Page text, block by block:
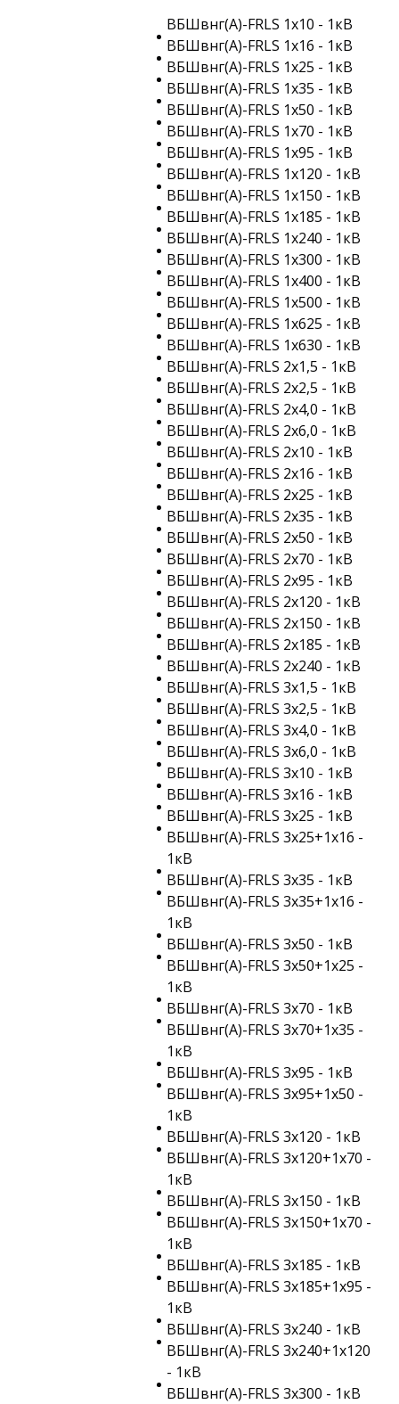
ВБШвнг(A)-FRLS 1х10 - 1кВ
ВБШвнг(A)-FRLS 1х16 - 1кВ
ВБШвнг(A)-FRLS 1х25 - 1кВ
ВБШвнг(A)-FRLS 1х35 - 1кВ
ВБШвнг(A)-FRLS 1х50 - 1кВ
ВБШвнг(A)-FRLS 1х70 - 1кВ
ВБШвнг(A)-FRLS 1х95 - 1кВ
ВБШвнг(A)-FRLS 1х120 - 1кВ
ВБШвнг(A)-FRLS 1х150 - 1кВ
ВБШвнг(A)-FRLS 1х185 - 1кВ
ВБШвнг(A)-FRLS 1х240 - 1кВ
ВБШвнг(A)-FRLS 1х300 - 1кВ
ВБШвнг(A)-FRLS 1х400 - 1кВ
ВБШвнг(A)-FRLS 1х500 - 1кВ
ВБШвнг(A)-FRLS 1х625 - 1кВ
ВБШвнг(A)-FRLS 1х630 - 1кВ
ВБШвнг(A)-FRLS 2х1,5 - 1кВ
ВБШвнг(A)-FRLS 2х2,5 - 1кВ
ВБШвнг(A)-FRLS 2х4,0 - 1кВ
ВБШвнг(A)-FRLS 2х6,0 - 1кВ
ВБШвнг(A)-FRLS 2х10 - 1кВ
ВБШвнг(A)-FRLS 2х16 - 1кВ
ВБШвнг(A)-FRLS 2х25 - 1кВ
ВБШвнг(A)-FRLS 2х35 - 1кВ
ВБШвнг(A)-FRLS 2х50 - 1кВ
ВБШвнг(A)-FRLS 2х70 - 1кВ
ВБШвнг(A)-FRLS 2х95 - 1кВ
ВБШвнг(A)-FRLS 2х120 - 1кВ
ВБШвнг(A)-FRLS 2х150 - 1кВ
ВБШвнг(A)-FRLS 2х185 - 1кВ
ВБШвнг(A)-FRLS 2х240 - 1кВ
ВБШвнг(A)-FRLS 3х1,5 - 1кВ
ВБШвнг(A)-FRLS 3х2,5 - 1кВ
ВБШвнг(A)-FRLS 3х4,0 - 1кВ
ВБШвнг(A)-FRLS 3х6,0 - 1кВ
ВБШвнг(A)-FRLS 3х10 - 1кВ
ВБШвнг(A)-FRLS 3х16 - 1кВ
ВБШвнг(A)-FRLS 3х25 - 1кВ
ВБШвнг(A)-FRLS 3х25+1х16 -
1кВ
ВБШвнг(A)-FRLS 3х35 - 1кВ
ВБШвнг(A)-FRLS 3х35+1х16 -
1кВ
ВБШвнг(A)-FRLS 3х50 - 1кВ
ВБШвнг(A)-FRLS 3х50+1х25 -
1кВ
ВБШвнг(A)-FRLS 3х70 - 1кВ
ВБШвнг(A)-FRLS 3х70+1х35 -
1кВ
ВБШвнг(A)-FRLS 3х95 - 1кВ
ВБШвнг(A)-FRLS 3х95+1х50 -
1кВ
ВБШвнг(A)-FRLS 3х120 - 1кВ
ВБШвнг(A)-FRLS 3х120+1х70 -
1кВ
ВБШвнг(A)-FRLS 3х150 - 1кВ
ВБШвнг(A)-FRLS 3х150+1х70 -
1кВ
ВБШвнг(A)-FRLS 3х185 - 1кВ
ВБШвнг(A)-FRLS 3х185+1х95 -
1кВ
ВБШвнг(A)-FRLS 3х240 - 1кВ
ВБШвнг(A)-FRLS 3х240+1х120
- 1кВ
ВБШвнг(A)-FRLS 3х300 - 1кВ